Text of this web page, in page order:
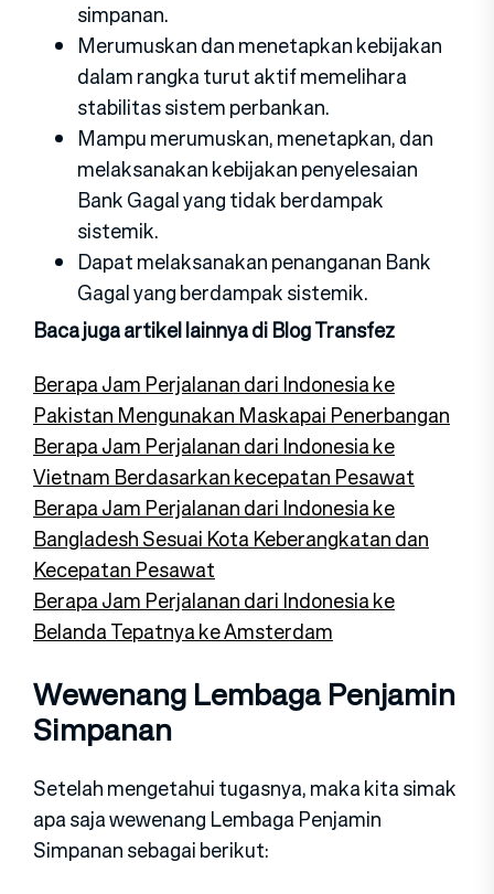
simpanan.
Merumuskan dan menetapkan kebijakan
dalam rangka turut aktif memelihara
stabilitas sistem perbankan.
Mampu merumuskan, menetapkan, dan
melaksanakan kebijakan penyelesaian
Bank Gagal yang tidak berdampak
sistemik.
Dapat melaksanakan penanganan Bank
Gagal yang berdampak sistemik.
Baca juga artikel lainnya di Blog Transfez
Berapa Jam Perjalanan dari Indonesia ke
Pakistan Mengunakan Maskapai Penerbangan
Berapa Jam Perjalanan dari Indonesia ke
Vietnam Berdasarkan kecepatan Pesawat
Berapa Jam Perjalanan dari Indonesia ke
Bangladesh Sesuai Kota Keberangkatan dan
Kecepatan Pesawat
Berapa Jam Perjalanan dari Indonesia ke
Belanda Tepatnya ke Amsterdam
Wewenang Lembaga Penjamin
Simpanan
Setelah mengetahui tugasnya, maka kita simak
apa saja wewenang Lembaga Penjamin
Simpanan sebagai berikut: